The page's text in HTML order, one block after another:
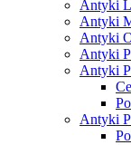
Antyki
Antyki
Antyki
Antyki
Antyki
Antyki